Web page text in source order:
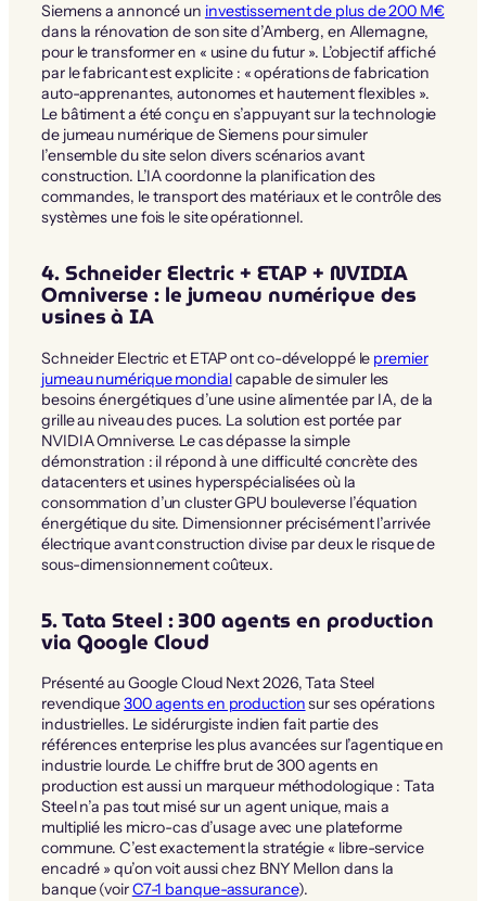
Siemens a annoncé un investissement de plus de 200 M€
dans la rénovation de son site d’Amberg, en Allemagne,
pour le transformer en « usine du futur ». L’objectif affiché
par le fabricant est explicite : « opérations de fabrication
auto-apprenantes, autonomes et hautement flexibles ».
Le bâtiment a été conçu en s’appuyant sur la technologie
de jumeau numérique de Siemens pour simuler
l’ensemble du site selon divers scénarios avant
construction. L’IA coordonne la planification des
commandes, le transport des matériaux et le contrôle des
systèmes une fois le site opérationnel.
4. Schneider Electric + ETAP + NVIDIA
Omniverse : le jumeau numérique des
usines à IA
Schneider Electric et ETAP ont co-développé le premier
jumeau numérique mondialcapable de simuler les
besoins énergétiques d’une usine alimentée par IA, de la
grille au niveau des puces. La solution est portée par
NVIDIA Omniverse. Le cas dépasse la simple
démonstration : il répond à une difficulté concrète des
datacenters et usines hyperspécialisées où la
consommation d’un cluster GPU bouleverse l’équation
énergétique du site. Dimensionner précisément l’arrivée
électrique avant construction divise par deux le risque de
sous-dimensionnement coûteux.
5. Tata Steel : 300 agents en production
via Google Cloud
Présenté au Google Cloud Next 2026, Tata Steel
revendique300 agents en productionsur ses opérations
industrielles. Le sidérurgiste indien fait partie des
références enterprise les plus avancées sur l’agentique en
industrie lourde. Le chiffre brut de 300 agents en
production est aussi un marqueur méthodologique : Tata
Steel n’a pas tout misé sur un agent unique, mais a
multiplié les micro-cas d’usage avec une plateforme
commune. C’est exactement la stratégie « libre-service
encadré » qu’on voit aussi chez BNY Mellon dans la
banque (voirC7-1 banque-assurance).